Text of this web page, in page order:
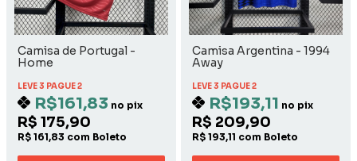
Camisa de Portugal -
Home
LEVE 3 PAGUE 2
R$161,83 no pix
R$ 175,90
R$ 161,83 com Boleto
Camisa Argentina - 1994
Away
LEVE 3 PAGUE 2
R$193,11 no pix
R$ 209,90
R$ 193,11 com Boleto